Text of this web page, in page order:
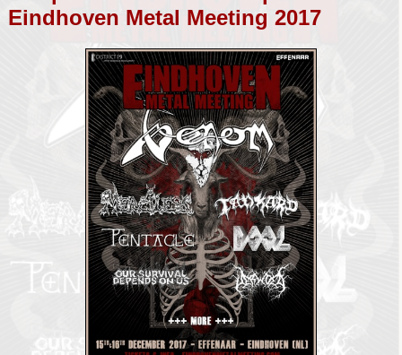
Eindhoven Metal Meeting 2017